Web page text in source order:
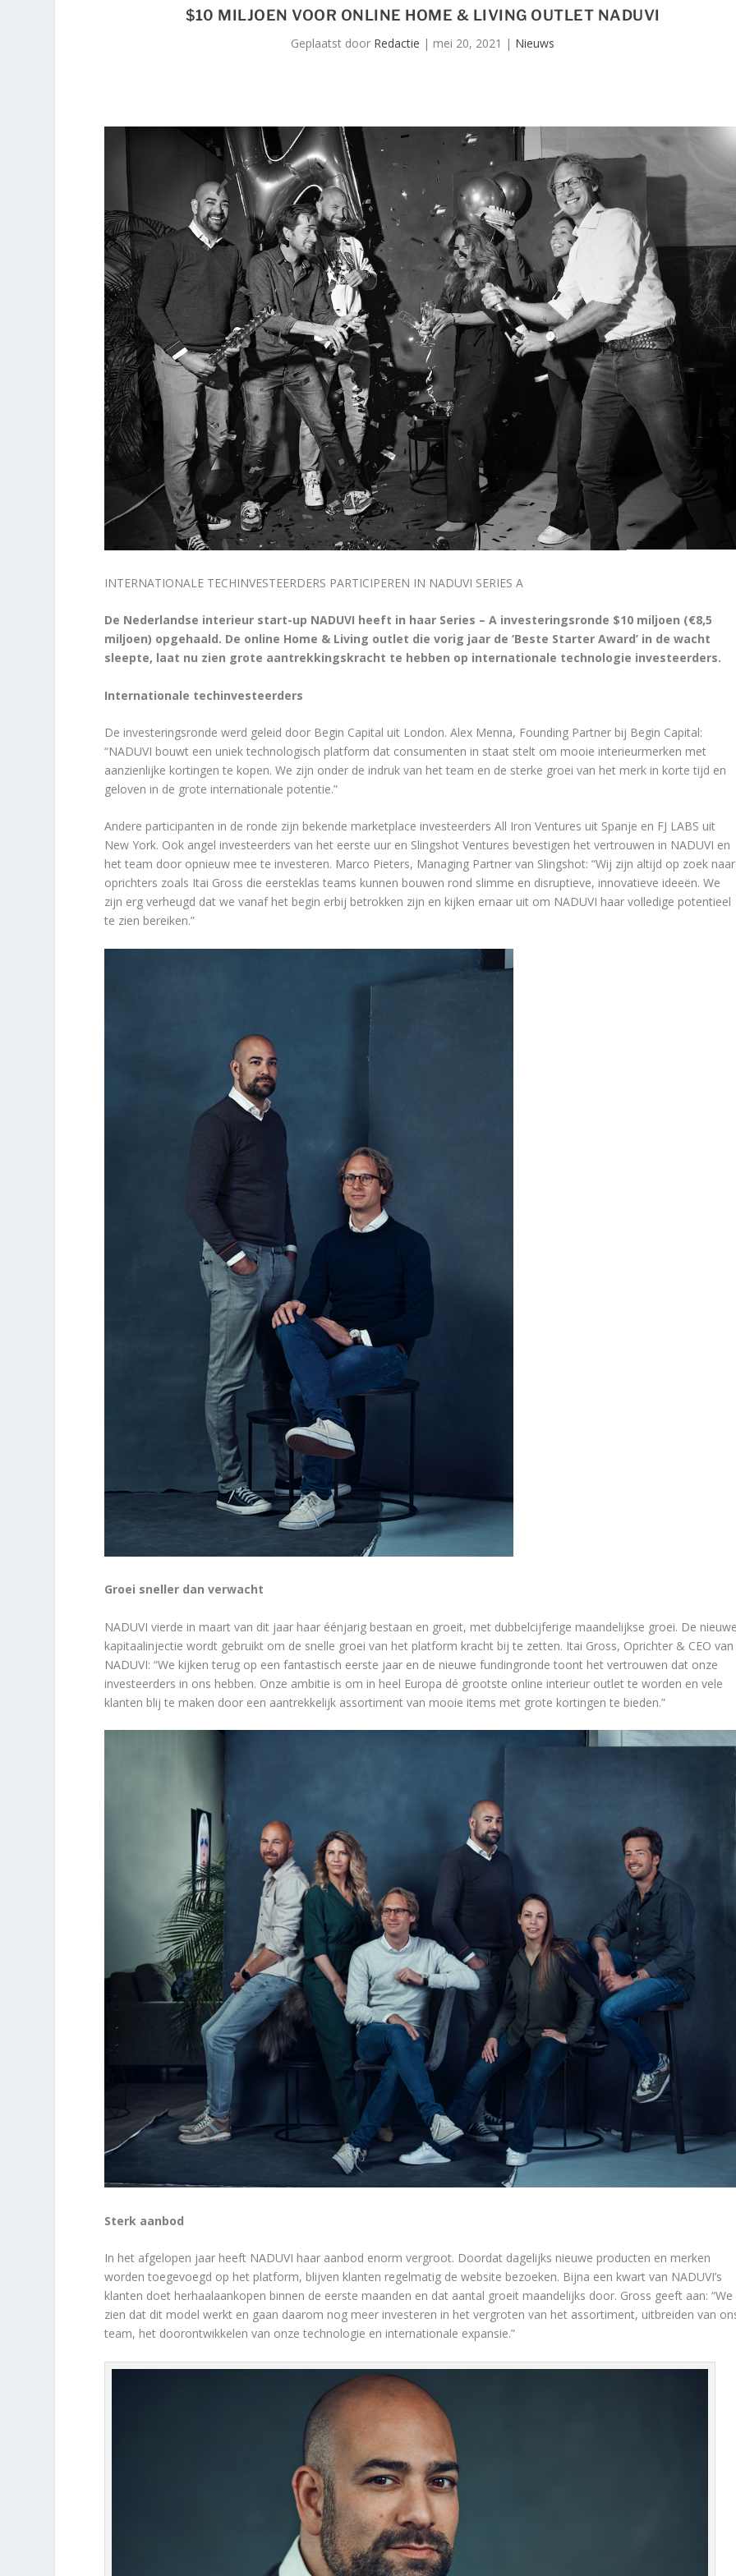
$10 MILJOEN VOOR ONLINE HOME & LIVING OUTLET NADUVI
Geplaatst door Redactie | mei 20, 2021 | Nieuws
INTERNATIONALE TECHINVESTEERDERS PARTICIPEREN IN NADUVI SERIES A
De Nederlandse interieur start-up NADUVI heeft in haar Series – A investeringsronde $10 miljoen (€8,5
miljoen) opgehaald. De online Home & Living outlet die vorig jaar de ‘Beste Starter Award’ in de wacht
sleepte, laat nu zien grote aantrekkingskracht te hebben op internationale technologie investeerders.
Internationale techinvesteerders
De investeringsronde werd geleid door Begin Capital uit London. Alex Menna, Founding Partner bij Begin Capital:
“NADUVI bouwt een uniek technologisch platform dat consumenten in staat stelt om mooie interieurmerken met
aanzienlijke kortingen te kopen. We zijn onder de indruk van het team en de sterke groei van het merk in korte tijd en
geloven in de grote internationale potentie.”
Andere participanten in de ronde zijn bekende marketplace investeerders All Iron Ventures uit Spanje en FJ LABS uit
New York. Ook angel investeerders van het eerste uur en Slingshot Ventures bevestigen het vertrouwen in NADUVI en
het team door opnieuw mee te investeren. Marco Pieters, Managing Partner van Slingshot: “Wij zijn altijd op zoek naar
oprichters zoals Itai Gross die eersteklas teams kunnen bouwen rond slimme en disruptieve, innovatieve ideeën. We
zijn erg verheugd dat we vanaf het begin erbij betrokken zijn en kijken ernaar uit om NADUVI haar volledige potentieel
te zien bereiken.”
Groei sneller dan verwacht
NADUVI vierde in maart van dit jaar haar éénjarig bestaan en groeit, met dubbelcijferige maandelijkse groei. De
kapitaalinjectie wordt gebruikt om de snelle groei van het platform kracht bij te zetten. Itai Gross, Oprichter & CEO van
NADUVI: “We kijken terug op een fantastisch eerste jaar en de nieuwe fundingronde toont het vertrouwen dat onze
investeerders in ons hebben. Onze ambitie is om in heel Europa dé grootste online interieur outlet te worden en vele
klanten blij te maken door een aantrekkelijk assortiment van mooie items met grote kortingen te bieden.”
Sterk aanbod
In het afgelopen jaar heeft NADUVI haar aanbod enorm vergroot. Doordat dagelijks nieuwe producten en merken
worden toegevoegd op het platform, blijven klanten regelmatig de website bezoeken. Bijna een kwart van NADUVI’s
klanten doet herhaalaankopen binnen de eerste maanden en dat aantal groeit maandelijks door. Gross geeft aan: “We
zien dat dit model werkt en gaan daarom nog meer investeren in het vergroten van het assortiment, uitbreiden van
team, het doorontwikkelen van onze technologie en internationale expansie.”